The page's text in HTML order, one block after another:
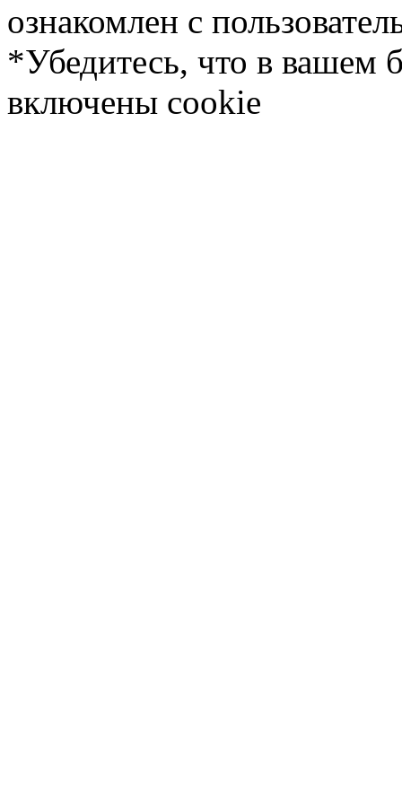
ознакомлен с
*Убедитесь, что в вашем
включены cookie